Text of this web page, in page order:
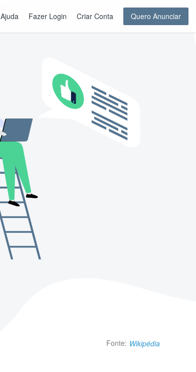
Ajuda Fazer Login Criar Conta Quero Anunciar
Fonte: Wikipédia